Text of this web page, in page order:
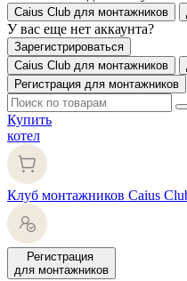
Caius Club для монтажников
У вас еще нет аккаунта?
Зарегистрироваться
Caius Club для монтажников
Регистрация для монтажников
Купить
котел
Клуб монтажников Caius
Регистрация
для монтажников